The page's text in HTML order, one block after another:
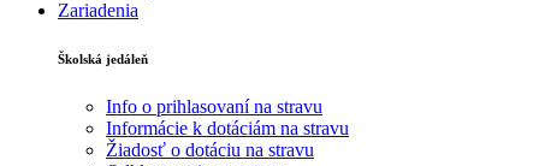
Zariadenia
Školská jedáleň
Info o prihlasovaní na stravu
Informácie k dotáciám na stravu
Žiadosť o dotáciu na stravu